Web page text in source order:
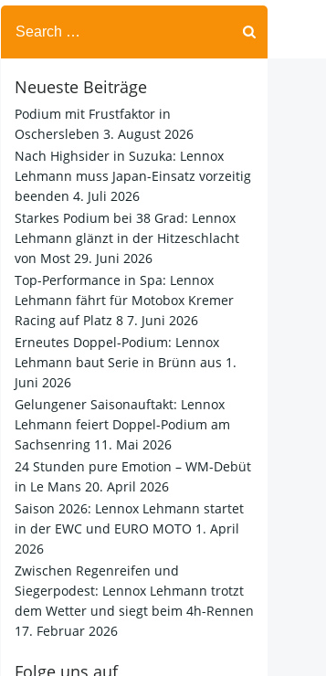
Search
for:
Neueste Beiträge
Podium mit Frustfaktor in
Oschersleben 3. August 2026
Nach Highsider in Suzuka: Lennox
Lehmann muss Japan-Einsatz vorzeitig
beenden 4. Juli 2026
Starkes Podium bei 38 Grad: Lennox
Lehmann glänzt in der Hitzeschlacht
von Most 29. Juni 2026
Top-Performance in Spa: Lennox
Lehmann fährt für Motobox Kremer
Racing auf Platz 8 7. Juni 2026
Erneutes Doppel-Podium: Lennox
Lehmann baut Serie in Brünn aus 1.
Juni 2026
Gelungener Saisonauftakt: Lennox
Lehmann feiert Doppel-Podium am
Sachsenring 11. Mai 2026
24 Stunden pure Emotion – WM-Debüt
in Le Mans 20. April 2026
Saison 2026: Lennox Lehmann startet
in der EWC und EURO MOTO 1. April
2026
​Zwischen Regenreifen und
Siegerpodest: Lennox Lehmann trotzt
dem Wetter und siegt beim 4h-Rennen
17. Februar 2026
Folge uns auf